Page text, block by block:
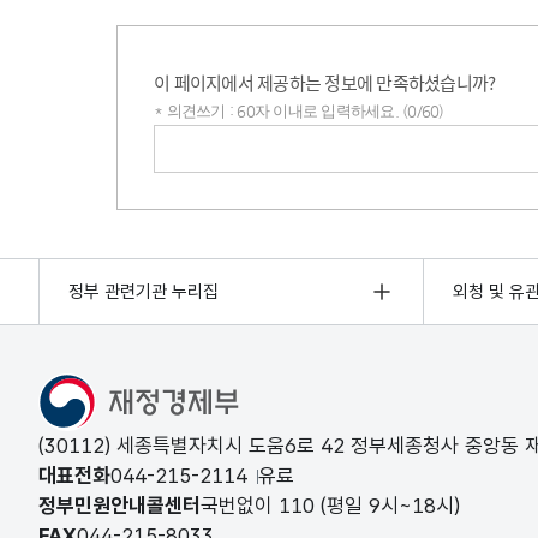
이 페이지에서 제공하는 정보에 만족하셨습니까?
* 의견쓰기 : 60자 이내로 입력하세요. (0/60)
정부 관련기관 누리집 외청 및 유
(30112) 세종특별자치시 도움6로 42 정부세종청사 중앙동
대표전화044-215-2114 유료
정부민원안내콜센터 국번없이 110 (평일 9시~18시)